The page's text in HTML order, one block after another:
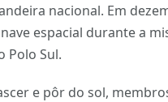
nacional. Em
espacial durante a
Polo Sul.
e pôr do sol,